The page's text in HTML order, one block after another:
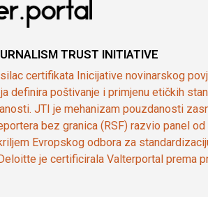
TRUST INITIATIVE
certifikata Inicijative novinarskog
definira poštivanje i primjenu etičkih
JTI je mehanizam pouzdanosti
bez granica (RSF) razvio panel
Evropskog odbora za
je certificirala Valterportal prema